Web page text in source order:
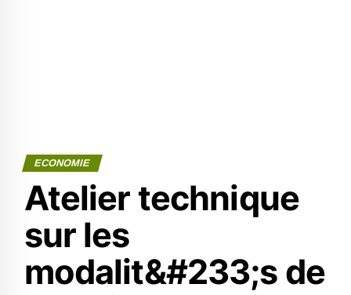
ECONOMIE
Atelier technique
sur les
modalit&#233;s de